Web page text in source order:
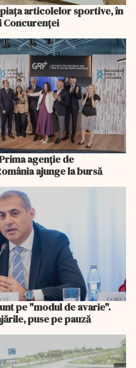
articolelor sportive, în
Concurenţei
agenție de
ajunge la bursă
pe "modul de avarie".
puse pe pauză